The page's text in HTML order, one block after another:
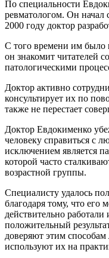
По специальности
ревматологом. Он начал
2000 году доктор
С того времени им было
он знакомит читателей
патологическими
Доктор активно
консультирует их по
также не перестает
Доктор Евдокименко
человеку справиться с
исключением является
которой часто
возрастной группы.
Специалисту удалось
благодаря тому, что его
действительно
положительный
доверяют этим способам
используют их на